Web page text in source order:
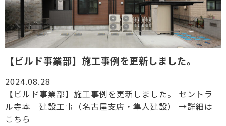
【ビルド事業部】施工事例を更新しました。
2024.08.28
【ビルド事業部】施工事例を更新しました。 セントラ
ル寺本 建設工事（名古屋支店・隼人建設） →詳細は
こちら